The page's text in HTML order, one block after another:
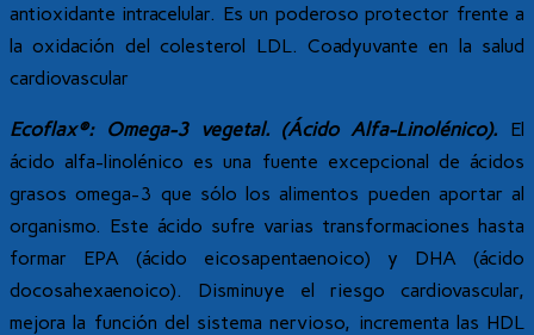
antioxidante intracelular. Es un poderoso protector frente a
la oxidación del colesterol LDL. Coadyuvante en la salud
cardiovascular
Ecoflax®: Omega-3 vegetal. (Ácido Alfa-Linolénico). El
ácido alfa-linolénico es una fuente excepcional de ácidos
grasos omega-3 que sólo los alimentos pueden aportar al
organismo. Este ácido sufre varias transformaciones hasta
formar EPA (ácido eicosapentaenoico) y DHA (ácido
docosahexaenoico). Disminuye el riesgo cardiovascular,
mejora la función del sistema nervioso, incrementa las HDL